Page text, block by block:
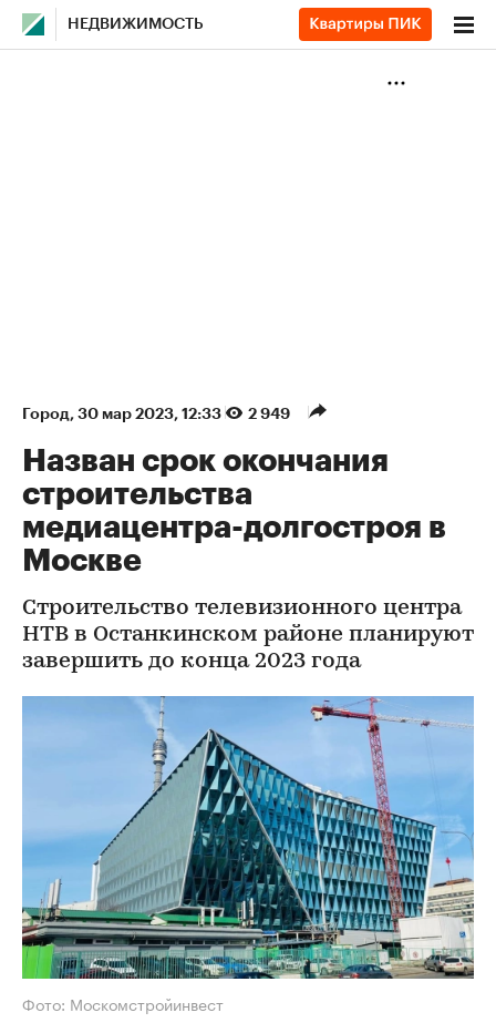
НЕДВИЖИМОСТЬ
Город⁠, 30 мар 2023, 12:33 2 949
Назван срок окончания
строительства
медиацентра-долгостроя в
Москве
Строительство телевизионного центра
НТВ в Останкинском районе планируют
завершить до конца 2023 года
Фото: Москомстройинвест